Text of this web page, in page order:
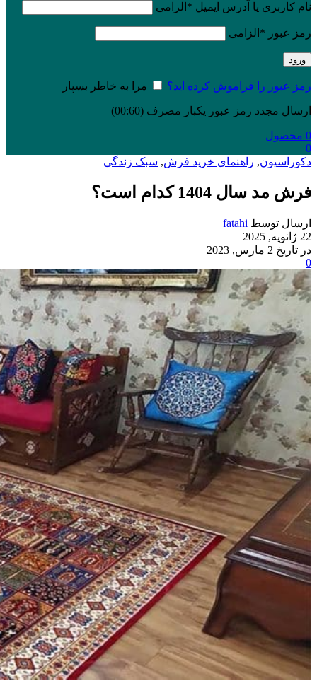
نام کاربری یا آدرس ایمیل * الزامی
رمز عبور * الزامی
ورود
رمز عبور را فراموش کرده اید؟ مرا به خاطر بسپار
ارسال مجدد رمز عبور یکبار مصرف (00:
60
)
0 محصول
0
دکوراسیون, راهنمای خرید فرش, سبک زندگی
فرش مد سال 1404 کدام است؟
ارسال توسط fatahi
22 ژانویه, 2025
در تاریخ 2 مارس, 2023
0